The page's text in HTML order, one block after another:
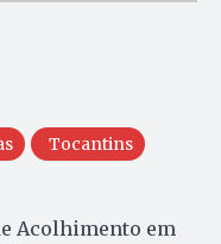
Tocantins
Acolhimento em